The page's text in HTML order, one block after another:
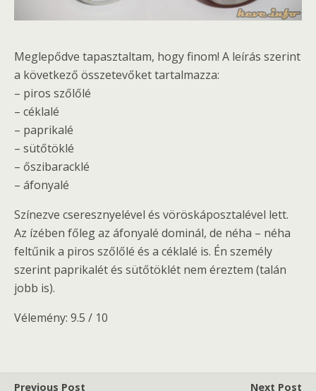
Meglepődve tapasztaltam, hogy finom! A leírás szerint
a következő összetevőket tartalmazza:
– piros szőlőlé
– céklalé
– paprikalé
– sütőtöklé
– őszibaracklé
– áfonyalé
Színezve cseresznyelével és vöröskáposztalével lett.
Az ízében főleg az áfonyalé dominál, de néha – néha
feltűnik a piros szőlőlé és a céklalé is. Én személy
szerint paprikalét és sütőtöklét nem éreztem (talán
jobb is).
Vélemény: 9.5 / 10
Previous Post Next Post